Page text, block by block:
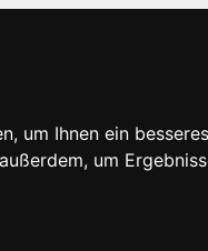
um Ihnen ein
um